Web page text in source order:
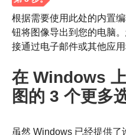
根据需要使用此处的内置
钮将图像导出到您的电脑
接通过电子邮件或其他应用
在 Windows
图的 3 个更多
虽然 Windows 已经提供